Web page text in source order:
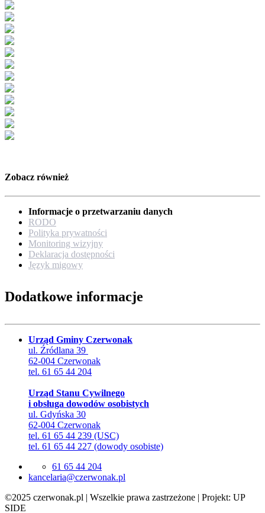
Zobacz również
Informacje o przetwarzaniu danych
RODO
Polityka prywatności
Monitoring wizyjny
Deklaracja dostępności
Język migowy
Dodatkowe informacje
Urząd Gminy Czerwonak
ul. Źródlana 39
62-004 Czerwonak
tel. 61 65 44 204
Urząd Stanu Cywilnego
i obsługa dowodów osobistych
ul. Gdyńska 30
62-004 Czerwonak
tel. 61 65 44 239 (USC)
tel. 61 65 44 227 (dowody osobiste)
61 65 44 204
lp.kanowrezc@airalecnak
©2025 czerwonak.pl | Wszelkie prawa zastrzeżone | Projekt: UP
SIDE